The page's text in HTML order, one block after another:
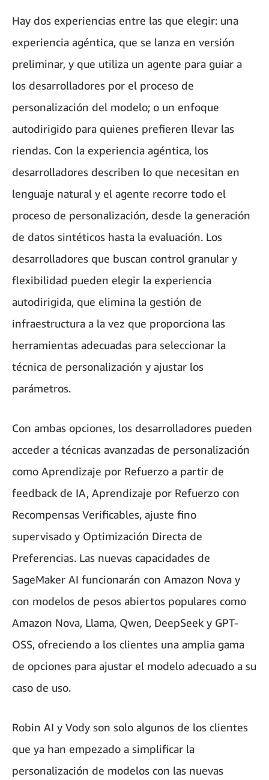
Hay dos experiencias entre las que elegir: una
experiencia agéntica, que se lanza en versión
preliminar, y que utiliza un agente para guiar a
los desarrolladores por el proceso de
personalización del modelo; o un enfoque
autodirigido para quienes prefieren llevar las
riendas. Con la experiencia agéntica, los
desarrolladores describen lo que necesitan en
lenguaje natural y el agente recorre todo el
proceso de personalización, desde la generación
de datos sintéticos hasta la evaluación. Los
desarrolladores que buscan control granular y
flexibilidad pueden elegir la experiencia
autodirigida, que elimina la gestión de
infraestructura a la vez que proporciona las
herramientas adecuadas para seleccionar la
técnica de personalización y ajustar los
parámetros.
Con ambas opciones, los desarrolladores pueden
acceder a técnicas avanzadas de personalización
como Aprendizaje por Refuerzo a partir de
feedback de IA, Aprendizaje por Refuerzo con
Recompensas Verificables, ajuste fino
supervisado y Optimización Directa de
Preferencias. Las nuevas capacidades de
SageMaker AI funcionarán con Amazon Nova y
con modelos de pesos abiertos populares como
Amazon Nova, Llama, Qwen, DeepSeek y GPT-
OSS, ofreciendo a los clientes una amplia gama
de opciones para ajustar el modelo adecuado a su
caso de uso.
Robin AI y Vody son solo algunos de los clientes
que ya han empezado a simplificar la
personalización de modelos con las nuevas